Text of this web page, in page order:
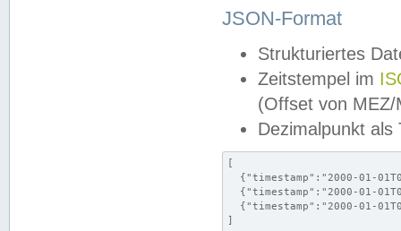
JSON-Format
Strukturiertes
Zeitstempel im
(Offset von MEZ/
Dezimalpunkt als
[
{"timestamp":"2000-01-
{"timestamp":"2000-01-
{"timestamp":"2000-01-
]